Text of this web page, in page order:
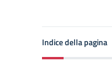
Indice della pagina